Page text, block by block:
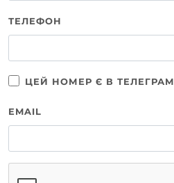
ТЕЛЕФОН
ЦЕЙ НОМЕР Є В ТЕЛЕГРАМ
EMAIL